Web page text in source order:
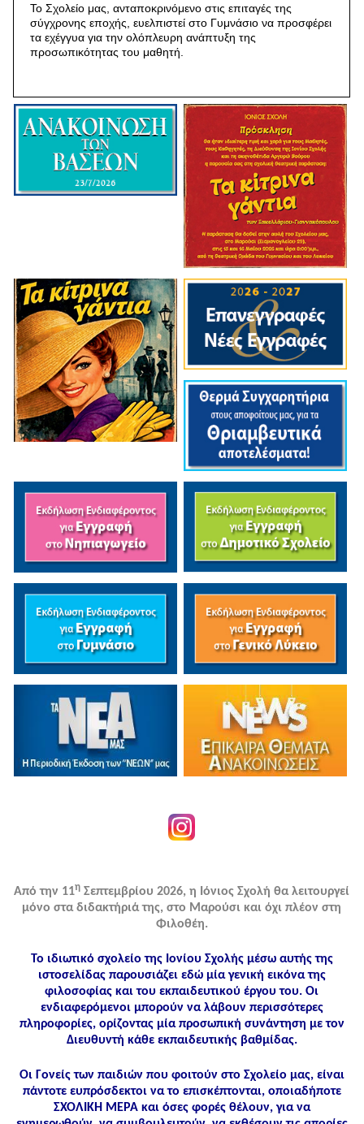
Το Σχολείο μας, ανταποκρινόμενο στις επιταγές της
σύγχρονης εποχής, ευελπιστεί στο Γυμνάσιο να προσφέρει
τα εχέγγυα για την ολόπλευρη ανάπτυξη της
προσωπικότητας του μαθητή.
Από την 11η Σεπτεμβρίου 2026, η Ιόνιος Σχολή θα λειτουργεί
μόνο στα διδακτήριά της, στο Μαρούσι και όχι πλέον στη
Φιλοθέη.
Το ιδιωτικό σχολείο της Ιονίου Σχολής μέσω αυτής της
ιστοσελίδας παρουσιάζει εδώ μία γενική εικόνα της
φιλοσοφίας και του εκπαιδευτικού έργου του. Οι
ενδιαφερόμενοι μπορούν να λάβουν περισσότερες
πληροφορίες, ορίζοντας μία προσωπική συνάντηση με τον
Διευθυντή κάθε εκπαιδευτικής βαθμίδας.
Οι Γονείς των παιδιών που φοιτούν στο Σχολείο μας, είναι
πάντοτε ευπρόσδεκτοι να το επισκέπτονται, οποιαδήποτε
ΣΧΟΛΙΚΗ ΜΕΡΑ και όσες φορές θέλουν, για να